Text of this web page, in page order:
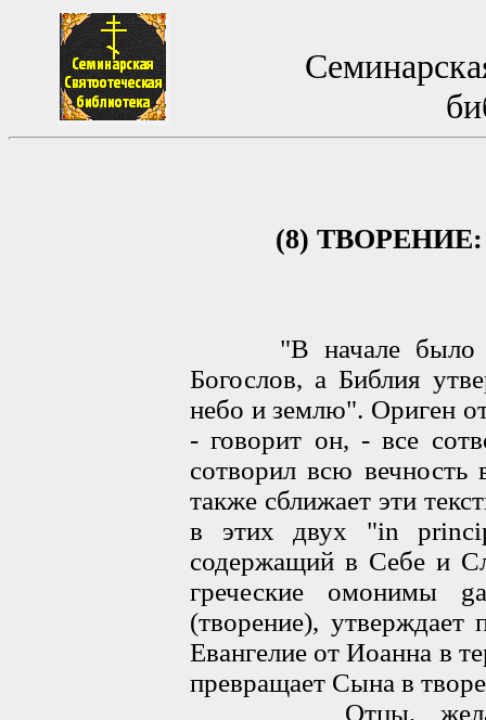
(8)
"В начале было
Богослов, а Библия
небо и землю". Ориген
- говорит он, - все
сотворил всю
также сближает эти
в этих двух "in
содержащий в Себе и
греческие омонимы
(творение), утверждает
Евангелие от Иоанна в
превращает Сына в
Отцы, желая